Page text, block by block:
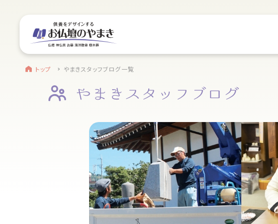
find a store お近くのお店を探す
営業日時
駐車場12台駐車可能
所在地
〒434-0026
静岡県浜松市浜北区東美薗182
電話番号
053-586-7876
地図を開く 店舗評価 詳細を見る
site menu サイトメニュー
やまきについて
静岡のお盆
盆提灯・初盆で使う品・その他お盆用品
お仏壇を探す
処分・廃棄
お位牌を探す
処分・廃棄
仏具を探す
お客様の声
お墓をつくる
リフォーム
TOP
トップ やまきスタッフブログ一覧